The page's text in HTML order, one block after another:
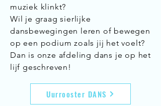
muziek klinkt?
Wil je graag sierlijke
dansbewegingen leren of bewegen
op een podium zoals jij het voelt?
Dan is onze afdeling dans je op het
lijf geschreven!
Uurrooster DANS